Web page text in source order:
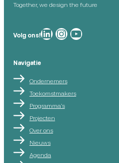
Together, we design the future
Volg ons!Breda Robotics op Breda Robotics op Instagram
Breda Robotics op
Navigatie
Ondernemers
Toekomstmakers
Programma’s
Projecten
Over ons
Nieuws
Agenda